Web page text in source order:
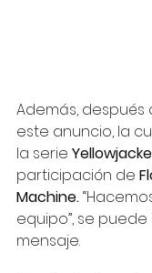
Además, después
este anuncio, la
la serie
participación de
Machine.
equipo”, se
mensaje.